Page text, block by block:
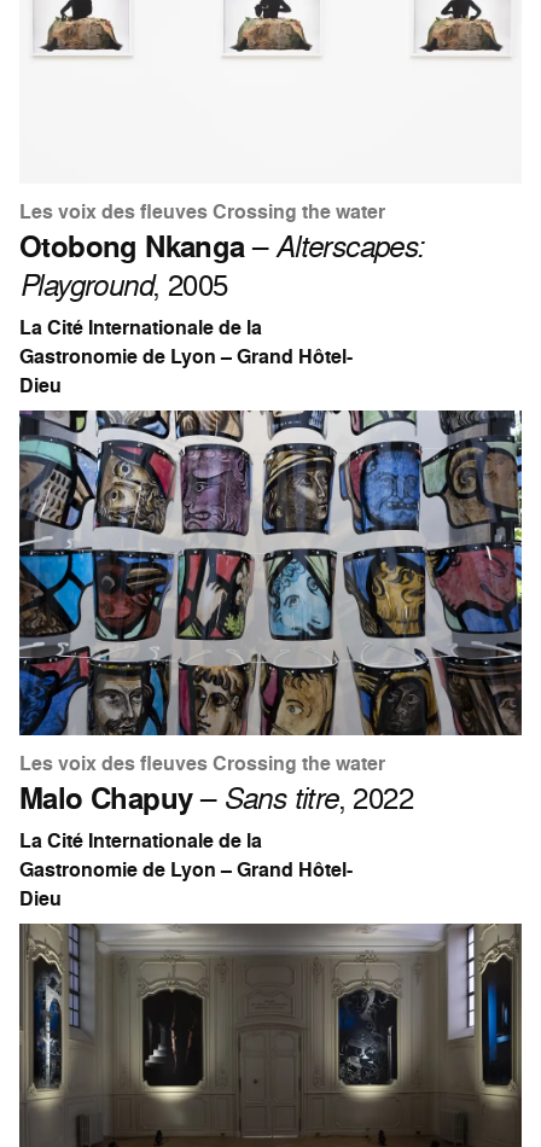
Les voix des fleuves Crossing the water
Otobong Nkanga–Alterscapes:
Playground, 2005
La Cité Internationale de la
Gastronomie de Lyon – Grand Hôtel-
Dieu
Les voix des fleuves Crossing the water
Malo Chapuy– Sans titre, 2022
La Cité Internationale de la
Gastronomie de Lyon – Grand Hôtel-
Dieu